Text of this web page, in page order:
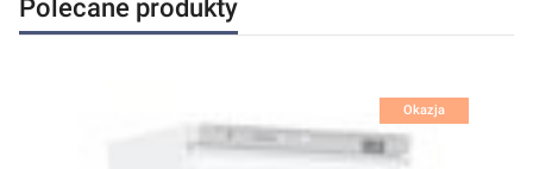
Polecane produkty
Okazja